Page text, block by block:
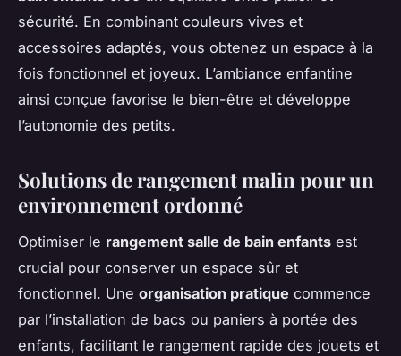
sécurité. En combinant couleurs vives et
accessoires adaptés, vous obtenez un espace à la
fois fonctionnel et joyeux. L’ambiance enfantine
ainsi conçue favorise le bien-être et développe
l’autonomie des petits.
Solutions de rangement malin pour un
environnement ordonné
Optimiser le rangement salle de bain enfants est
crucial pour conserver un espace sûr et
fonctionnel. Une organisation pratique commence
par l’installation de bacs ou paniers à portée des
enfants, facilitant le rangement rapide des jouets et